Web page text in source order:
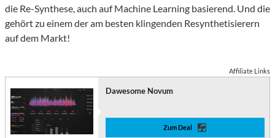
die Re-Synthese, auch auf Machine Learning basierend. Und die
gehört zu einem der am besten klingenden Resynthetisierern
auf dem Markt!
Affiliate Links
Dawesome Novum
Zum Deal